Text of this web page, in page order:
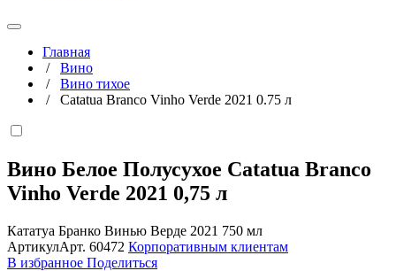
Главная
/ Вино
/ Вино тихое
/ Catatua Branco Vinho Verde 2021 0.75 л
Вино Белое Полусухое Catatua Branco
Vinho Verde 2021 0,75 л
Кататуа Бранко Винью Верде 2021 750 мл
АртикулАрт. 60472 Корпоративным клиентам
В избранное Поделиться